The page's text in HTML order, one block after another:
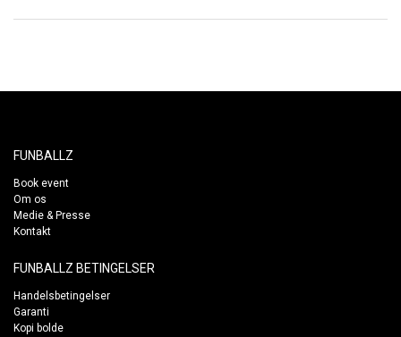
FUNBALLZ
Book event
Om os
Medie & Presse
Kontakt
FUNBALLZ BETINGELSER
Handelsbetingelser
Garanti
Kopi bolde